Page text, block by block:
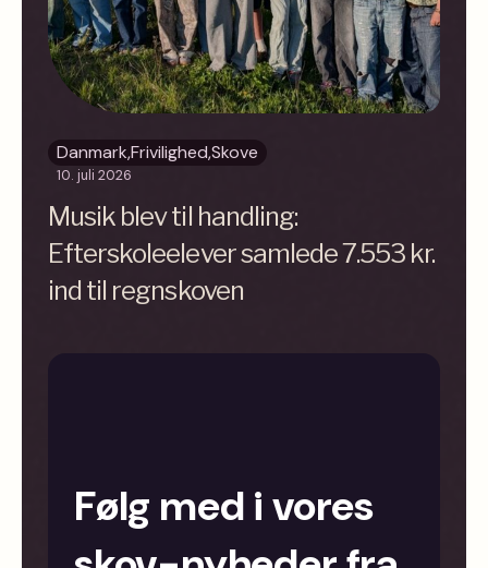
Danmark,Frivilighed,Skove
10. juli 2026
Musik blev til handling:
Efterskoleelever samlede 7.553 kr.
ind til regnskoven
Følg med i vores